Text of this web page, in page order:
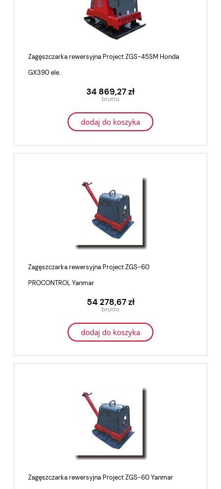
Zagęszczarka rewersyjna Project ZGS-45SM Honda
GX390 ele.
34 869,27 zł
dodaj do koszyka
Zagęszczarka rewersyjna Project ZGS-60
PROCONTROL Yanmar
54 278,67 zł
dodaj do koszyka
Zagęszczarka rewersyjna Project ZGS-60 Yanmar